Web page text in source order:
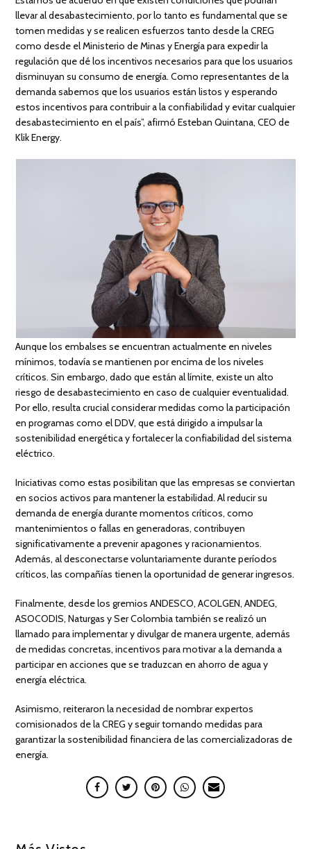
llevar al desabastecimiento, por lo tanto es fundamental que se
tomen medidas y se realicen esfuerzos tanto desde la CREG
como desde el Ministerio de Minas y Energía para expedir la
regulación que dé los incentivos necesarios para que los usuarios
disminuyan su consumo de energía. Como representantes de la
demanda sabemos que los usuarios están listos y esperando
estos incentivos para contribuir a la confiabilidad y evitar cualquier
desabastecimiento en el país”, afirmó Esteban Quintana, CEO de
Klik Energy.
Aunque los embalses se encuentran actualmente en niveles
mínimos, todavía se mantienen por encima de los niveles
críticos. Sin embargo, dado que están al límite, existe un alto
riesgo de desabastecimiento en caso de cualquier eventualidad.
Por ello, resulta crucial considerar medidas como la participación
en programas como el DDV, que está dirigido a impulsar la
sostenibilidad energética y fortalecer la confiabilidad del sistema
eléctrico.
Iniciativas como estas posibilitan que las empresas se conviertan
en socios activos para mantener la estabilidad. Al reducir su
demanda de energía durante momentos críticos, como
mantenimientos o fallas en generadoras, contribuyen
significativamente a prevenir apagones y racionamientos.
Además, al desconectarse voluntariamente durante períodos
críticos, las compañías tienen la oportunidad de generar ingresos.
Finalmente, desde los gremios ANDESCO, ACOLGEN, ANDEG,
ASOCODIS, Naturgas y Ser Colombia también se realizó un
llamado para implementar y divulgar de manera urgente, además
de medidas concretas, incentivos para motivar a la demanda a
participar en acciones que se traduzcan en ahorro de agua y
energía eléctrica.
Asimismo, reiteraron la necesidad de nombrar expertos
comisionados de la CREG y seguir tomando medidas para
garantizar la sostenibilidad financiera de las comercializadoras de
energía.